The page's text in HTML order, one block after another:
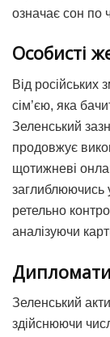
означає сон по
Особисті
Від російських
сім’єю, яка
Зеленський
продовжує
щотижневі
заглиблюючись
ретельно
аналізуючи
Зеленський
здійснюючи